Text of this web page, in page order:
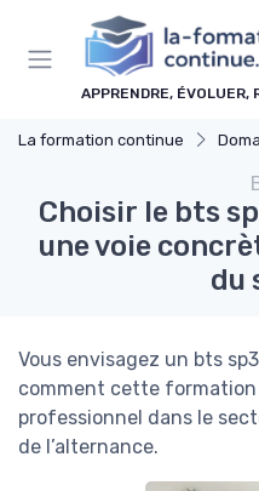
APPRENDRE,
La formation continue
Choisir le bts
une voie
du
Vous envisagez un bts
comment cette
professionnel dans le
de l’alternance.
Panneau de gestion des